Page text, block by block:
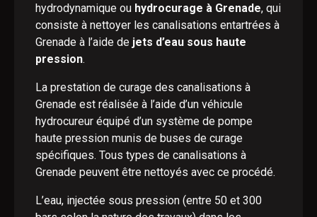
hydrodynamique ou hydrocurage à Grenade, qui
consiste à nettoyer les canalisations entartrées à
Grenade à l’aide de jets d’eau sous haute
pression.
La prestation de curage des canalisations à
Grenade est réalisée à l’aide d’un véhicule
hydrocureur équipé d’un système de pompe
haute pression munis de buses de curage
spécifiques. Tous types de canalisations à
Grenade peuvent être nettoyés avec ce procédé.
L’eau, injectée sous pression (entre 50 et 300